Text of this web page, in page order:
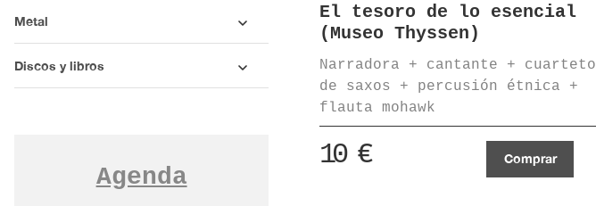
El tesoro de lo esencial
(Museo Thyssen)
Narradora + cantante + cuarteto
de saxos + percusión étnica +
flauta mohawk
10 € Comprar
Metal
Discos y libros
Agenda